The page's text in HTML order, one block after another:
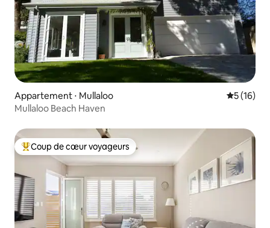
Appartement ⋅ Mullaloo
5 (16)
Mullaloo Beach Haven
Coups de cœur voyageurs les plus appréciés
Coup de cœur voyageurs